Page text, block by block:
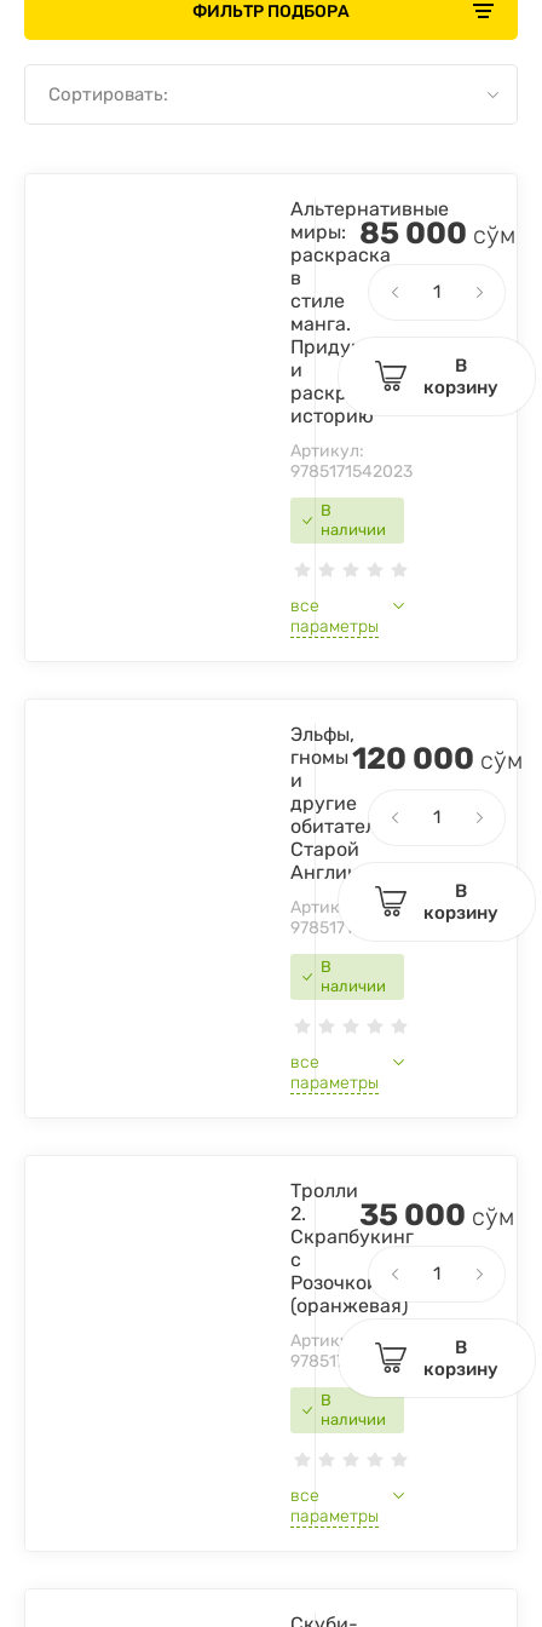
ФИЛЬТР ПОДБОРА
Сортировать:
В
наличии
Альтернативные
миры:
раскраска
в
стиле
манга.
Придумай
и
раскрась
историю
Артикул:
9785171542023
все
параметры
85 000 сўм
В
корзину
В
наличии
Эльфы,
гномы
и
другие
обитатели
Старой
Англии
Артикул:
9785171505509
все
параметры
120 000 сўм
В
корзину
В
наличии
Тролли
2.
Скрапбукинг
с
Розочкой
(оранжевая)
Артикул:
9785171232900
все
параметры
35 000 сўм
В
корзину